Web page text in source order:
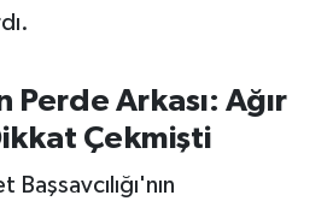
Perde Arkası: Ağır
Çekmişti